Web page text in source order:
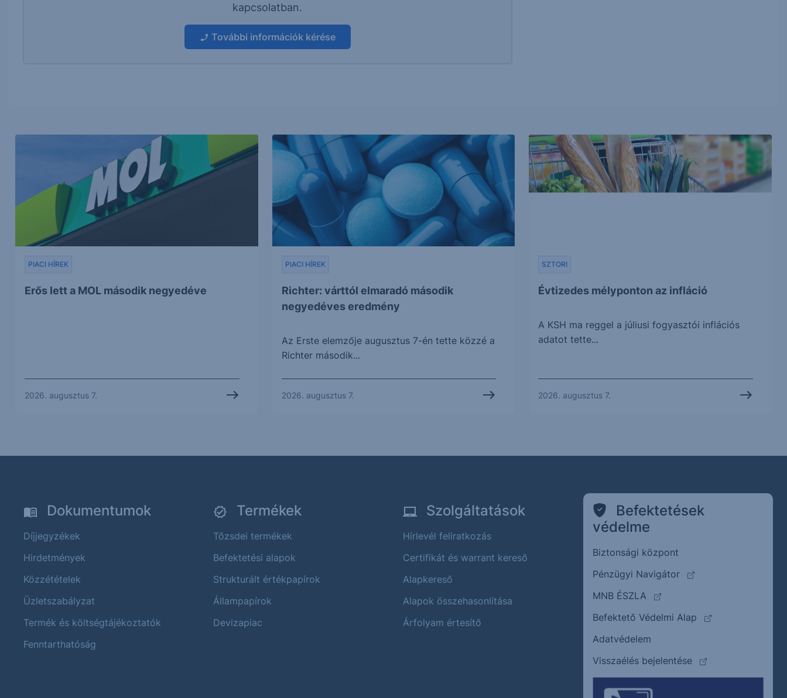
kapcsolatban.
További információk kérése
Erős lett a MOL második negyedéve
PIACI HÍREK
2026. augusztus 7.
Richter: várttól elmaradó második
negyedéves eredmény
PIACI HÍREK
Az Erste elemzője augusztus 7-én tette közzé a
Richter második...
2026. augusztus 7.
Évtizedes mélyponton az infláció
SZTORI
A KSH ma reggel a júliusi fogyasztói inflációs
adatot tette...
2026. augusztus 7.
Dokumentumok
Díjjegyzékek
Hirdetmények
Közzétételek
Üzletszabályzat
Termék és költségtájékoztatók
Fenntarthatóság
Termékek
Tőzsdei termékek
Befektetési alapok
Strukturált értékpapírok
Állampapírok
Devizapiac
Szolgáltatások
Hírlevél feliratkozás
Certifikát és warrant kereső
Alapkereső
Alapok összehasonlítása
Árfolyam értesítő
Befektetések
védelme
Biztonsági központ
Pénzügyi Navigátor
(külső oldalra ugrik)
MNB ÉSZLA
(külső oldalra ugrik)
Befektető Védelmi Alap
(külső oldalra
Adatvédelem
Visszaélés bejelentése
(külső oldalra ugrik)